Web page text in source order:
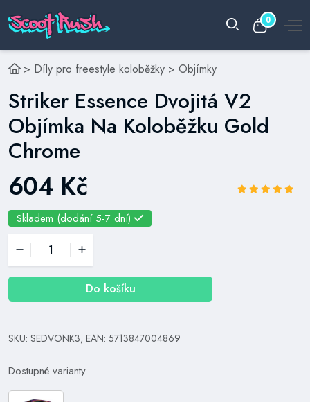
0
> Díly pro freestyle koloběžky > Objímky
Striker Essence Dvojitá V2
Objímka Na Koloběžku Gold
Chrome
604 Kč
Skladem (dodání 5-7 dní)
Do košíku
SKU: SEDVONK3, EAN: 5713847004869
Dostupné varianty